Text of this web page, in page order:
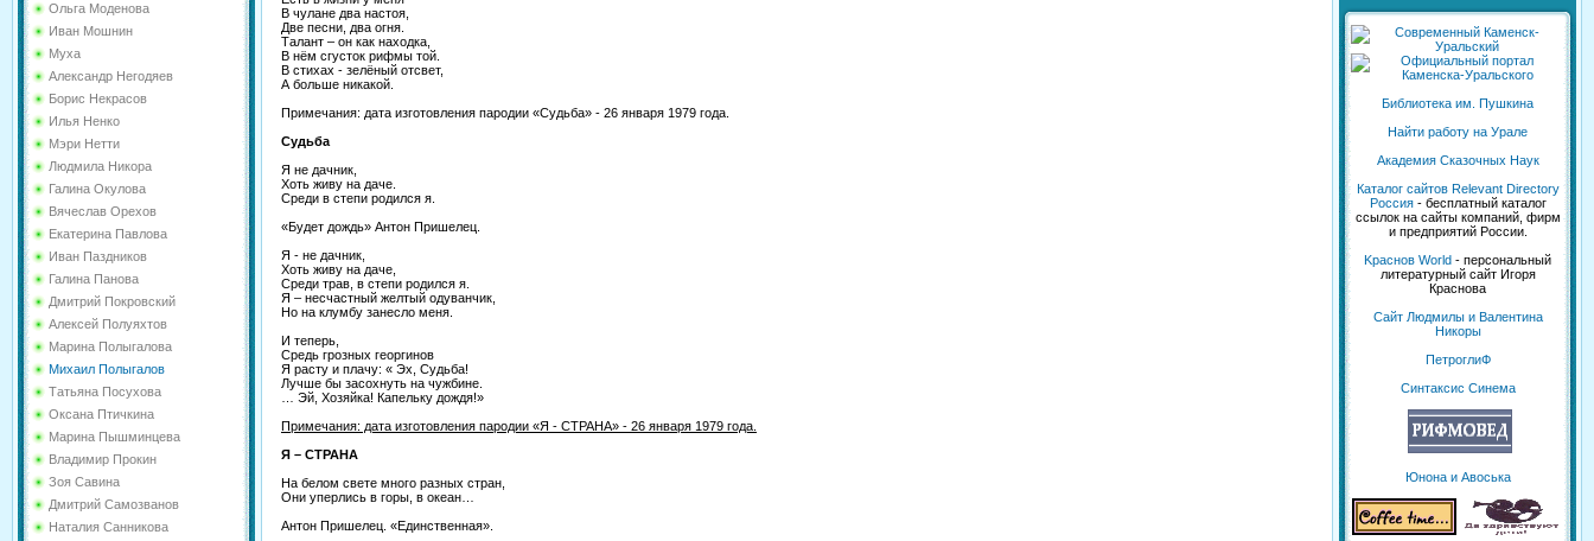
Ольга Моденова
Иван Мошнин
Муха
Александр Негодяев
Борис Некрасов
Илья Ненко
Мэри Нетти
Людмила Никора
Галина Окулова
Вячеслав Орехов
Екатерина Павлова
Иван Паздников
Галина Панова
Дмитрий Покровский
Алексей Полуяхтов
Марина Полыгалова
Михаил Полыгалов
Татьяна Посухова
Оксана Птичкина
Марина Пышминцева
Владимир Прокин
Зоя Савина
Дмитрий Самозванов
Наталия Санникова
В чулане два настоя,
Две песни, два огня.
Талант – он как находка,
В нём сгусток рифмы той.
В стихах - зелёный отсвет,
А больше никакой.
Примечания: дата изготовления пародии «Судьба» - 26 января 1979 года.
Судьба
Я не дачник,
Хоть живу на даче.
Среди в степи родился я.
«Будет дождь» Антон Пришелец.
Я - не дачник,
Хоть живу на даче,
Среди трав, в степи родился я.
Я – несчастный желтый одуванчик,
Но на клумбу занесло меня.
И теперь,
Средь грозных георгинов
Я расту и плачу: « Эх, Судьба!
Лучше бы засохнуть на чужбине.
… Эй, Хозяйка! Капельку дождя!»
Примечания: дата изготовления пародии «Я - СТРАНА» - 26 января 1979 года.
Я – СТРАНА
На белом свете много разных стран,
Они уперлись в горы, в океан…
Антон Пришелец. «Единственная».
Библиотека им. Пушкина
Найти работу на Урале
Академия Сказочных Наук
Каталог сайтов Relevant Directory
Россия- бесплатный каталог
ссылок на сайты компаний, фирм
и предприятий России.
Kраснов World - персональный
литературный сайт Игоря
Краснова
Сайт Людмилы и Валентина
Никоры
ПетроглиФ
Синтаксис Синема
Юнона и Авоська